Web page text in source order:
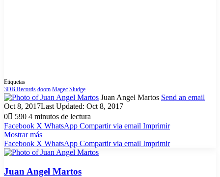
Etiquetas
3DB Records doom Magec Sludge
Juan Angel Martos Send an email
Oct 8, 2017Last Updated: Oct 8, 2017
0
590 4 minutos de lectura
Facebook X WhatsApp Compartir via email Imprimir
Mostrar más
Facebook X WhatsApp Compartir via email Imprimir
Juan Angel Martos